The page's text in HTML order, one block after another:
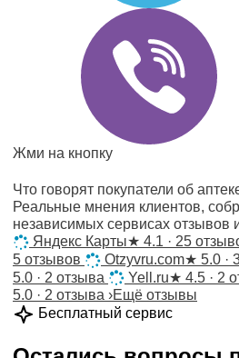
Жми на кнопку
Что говорят покупатели об
Реальные мнения клиентов,
независимых сервисах отзывов
Яндекс Карты★ 4.1 · 25
5 отзывов
Otzyvru.com★ 5.0 ·
5.0 · 2 отзыва
Yell.ru★ 4.5 · 2
5.0 · 2 отзыва ›Ещё отзывы
Бесплатный сервис